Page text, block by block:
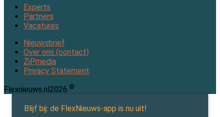
Experts
Partners
Vacatures
Nieuwsbrief
Over ons (contact)
ZiPmedia
Privacy Statement
Flexnieuws.nl 2026 ©
Blijf bij: de FlexNieuws-app is nu uit!